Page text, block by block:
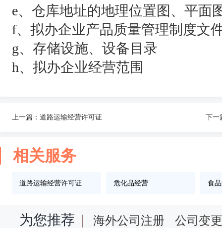
e、仓库地址的地理位置图、平面
f、拟办企业产品质量管理制度文
g、存储设施、设备目录
h、拟办企业经营范围
上一篇： 道路运输经营许可证 下一
相关服务
道路运输经营许可证 危化品经营 食
为您推荐 | 海外公司注册
公司变更